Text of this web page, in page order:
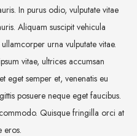
In purus odio, vulputate vitae
Aliquam suscipit vehicula
urna vulputate vitae.
vitae, ultrices accumsan
eget semper et, venenatis eu
posuere neque eget faucibus.
Quisque fringilla orci at
eros.